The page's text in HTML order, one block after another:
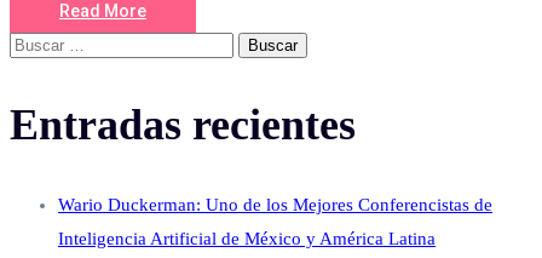
Read More
Buscar:
Entradas recientes
Wario Duckerman: Uno de los Mejores Conferencistas de
Inteligencia Artificial de México y América Latina